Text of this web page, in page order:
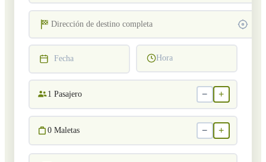
Fecha Hora
1 Pasajero − +
0 Maletas − +